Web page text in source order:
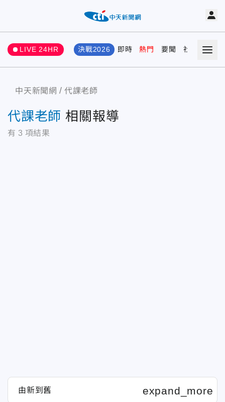
LIVE 24HR 決戰2026 即時 熱門 要聞 社會 娛樂
中天新聞網 代課老師
代課老師 相關報導
有 3 項結果